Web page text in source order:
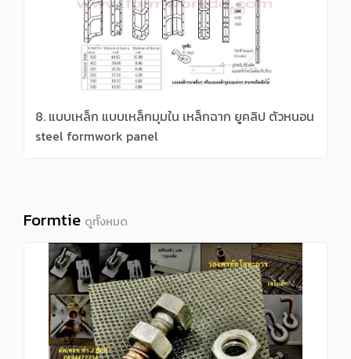
8. แบบเหล็ก แบบเหล็กมุมใน เหล็กฉาก ยูคลิป ตัวหนอน
steel formwork panel
Formtie ดูทั้งหมด